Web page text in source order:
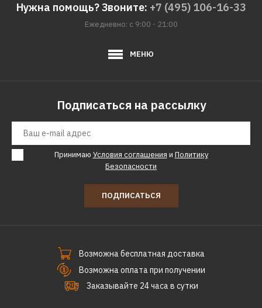
Нужна помощь? Звоните: +7 (495) 106-16-33
Ежедневно: с 9:00 - 21:00
МЕНЮ
Подписаться на рассылку
Принимаю Условия соглашения и Политику
Безопасности
ПОДПИСАТЬСЯ
Возможна бесплатная доставка
Возможна оплата при получении
Заказывайте 24 часа в сутки